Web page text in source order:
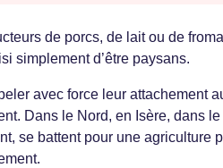
de porcs, de lait ou de
simplement d’être paysans.
avec force leur attachement
Dans le Nord, en Isère, dans
se battent pour une agriculture